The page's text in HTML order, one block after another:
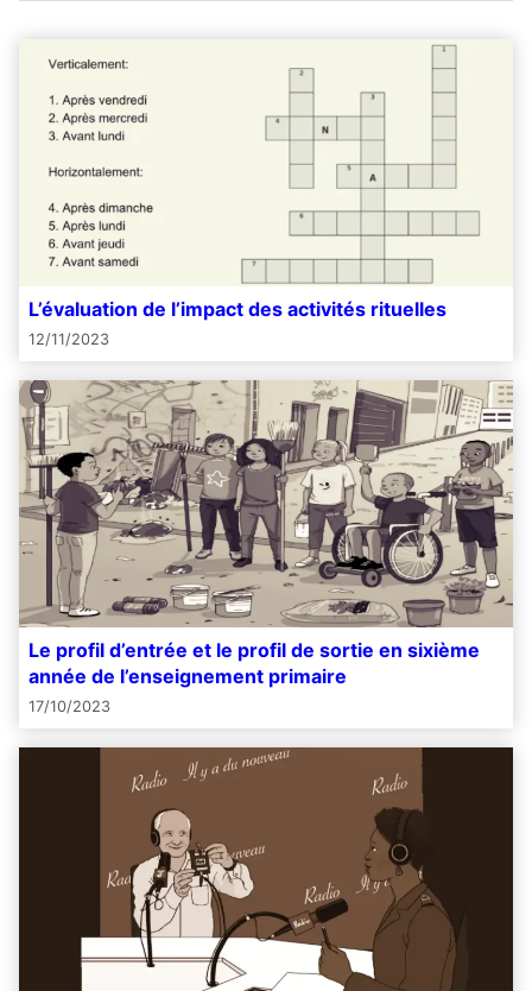
L’évaluation de l’impact des activités rituelles
12/11/2023
Le profil d’entrée et le profil de sortie en sixième
année de l’enseignement primaire
17/10/2023